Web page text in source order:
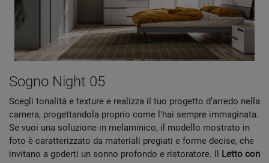
Sogno Night 05
Scegli tonalità e texture e realizza il tuo progetto d’arredo nella
camera, progettandola proprio come l'hai sempre immaginata.
Se vuoi una soluzione in melaminico, il modello mostrato in
foto è caratterizzato da materiali pregiati e forme decise, che
invitano a goderti un sonno profondo e ristoratore. Il Letto con